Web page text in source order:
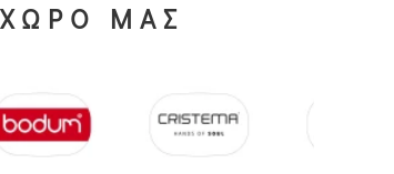
ΜΑΣ